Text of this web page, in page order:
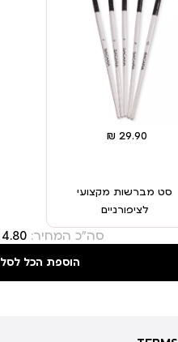
סט מברשות מקצועי
לציפורניים
סה"כ המחיר: ‏114.80 ₪
הוספת הכל לסל